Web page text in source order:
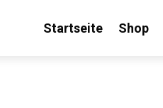
Startseite Shop